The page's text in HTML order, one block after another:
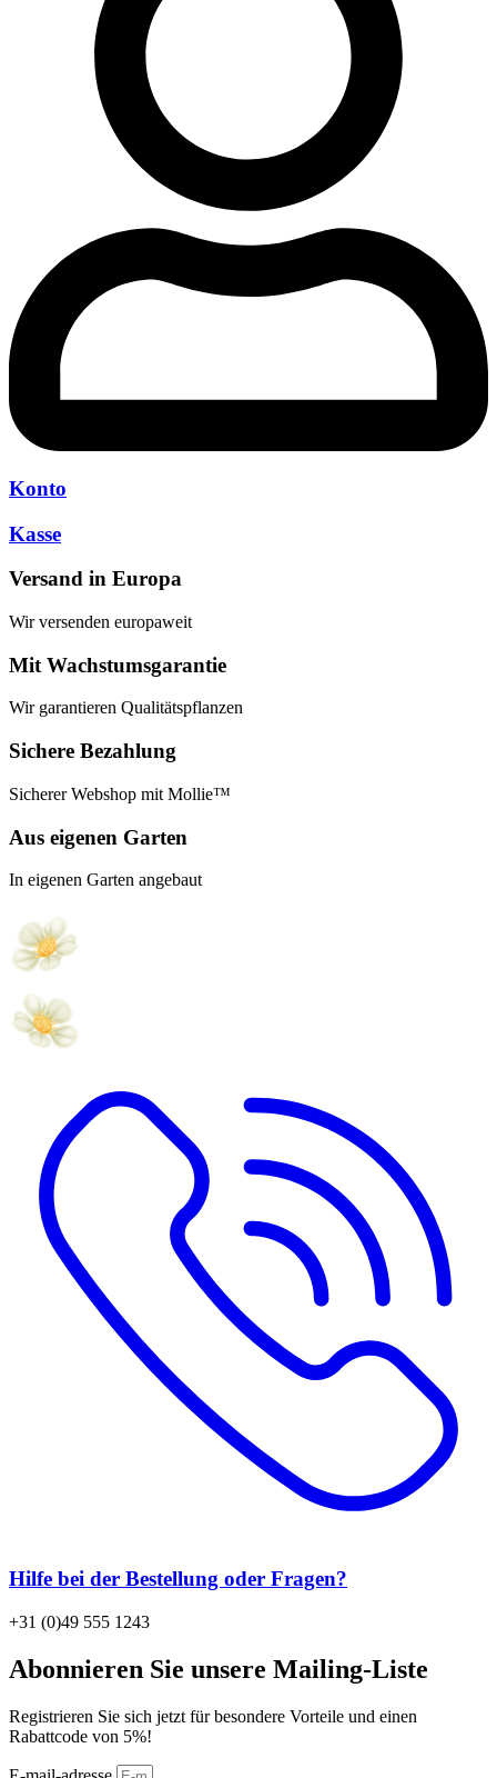
Konto
Kasse
Versand in Europa
Wir versenden europaweit
Mit Wachstumsgarantie
Wir garantieren Qualitätspflanzen
Sichere Bezahlung
Sicherer Webshop mit Mollie™
Aus eigenen Garten
In eigenen Garten angebaut
Hilfe bei der Bestellung oder Fragen?
+31 (0)49 555 1243
Abonnieren Sie unsere Mailing-Liste
Registrieren Sie sich jetzt für besondere Vorteile und einen
Rabattcode von 5%!